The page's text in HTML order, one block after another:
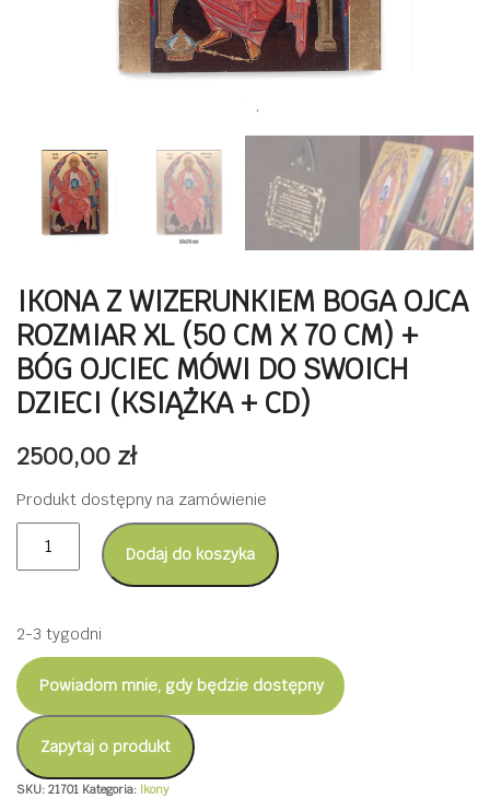
IKONA Z WIZERUNKIEM BOGA OJCA
ROZMIAR XL (50 CM X 70 CM) +
BÓG OJCIEC MÓWI DO SWOICH
DZIECI (KSIĄŻKA + CD)
2500,00 zł
Produkt dostępny na zamówienie
ilość
Ikona
wizerunkiem
Boga
Ojca
rozmiar
XL
(50
Dodaj do koszyka
2-3 tygodni
Powiadom mnie, gdy będzie dostępny
Zapytaj o produkt
SKU: 21701 Kategoria: Ikony